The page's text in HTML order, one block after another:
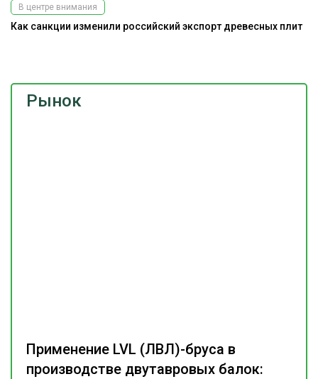
Рынок
Применение LVL (ЛВЛ)-бруса в
производстве двутавровых балок:
В центре внимания
Как санкции изменили российский экспорт древесных плит